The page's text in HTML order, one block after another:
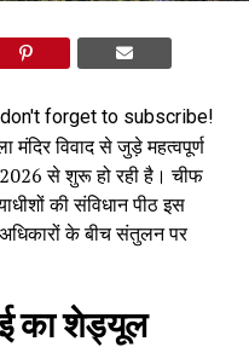
forget to subscribe!
मंदिर विवाद से जुड़े महत्वपूर्ण
से शुरू हो रही है। चीफ
की संविधान पीठ इस
के बीच संतुलन पर
का शेड्यूल